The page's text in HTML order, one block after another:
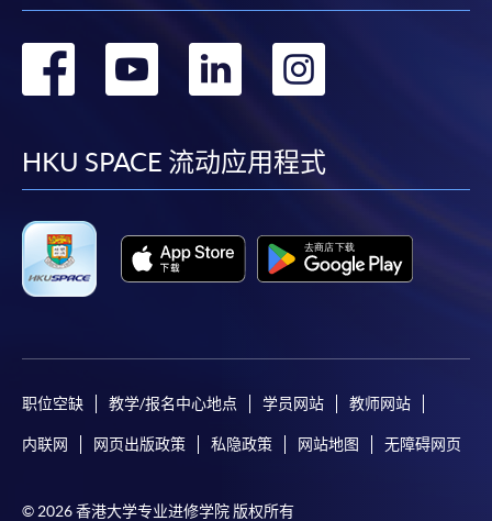
转
facebook
转
youtube
转
linkedin
HKU SPACE 流动应用程式
职位空缺 教学/报名中心地点 学员网站 教师网站
内联网 网页出版政策 私隐政策 网站地图 无障碍网页
© 2026 香港大学专业进修学院 版权所有